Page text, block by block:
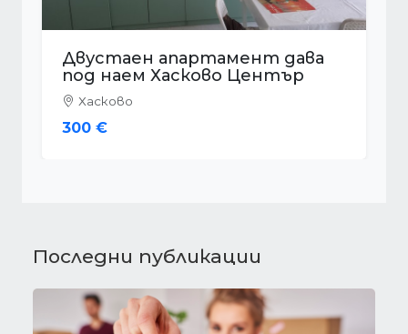
Двустаен апартамент дава
под наем Хасково Център
Хасково
235 €
Последни публикации